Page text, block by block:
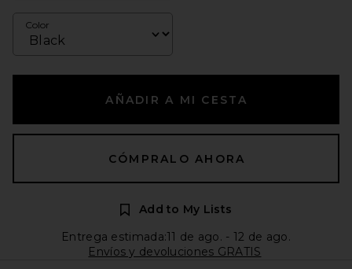
Color
AÑADIR A MI CESTA
CÓMPRALO AHORA
Add to My Lists
Entrega estimada:11 de ago. - 12 de ago.
Envíos y devoluciones GRATIS